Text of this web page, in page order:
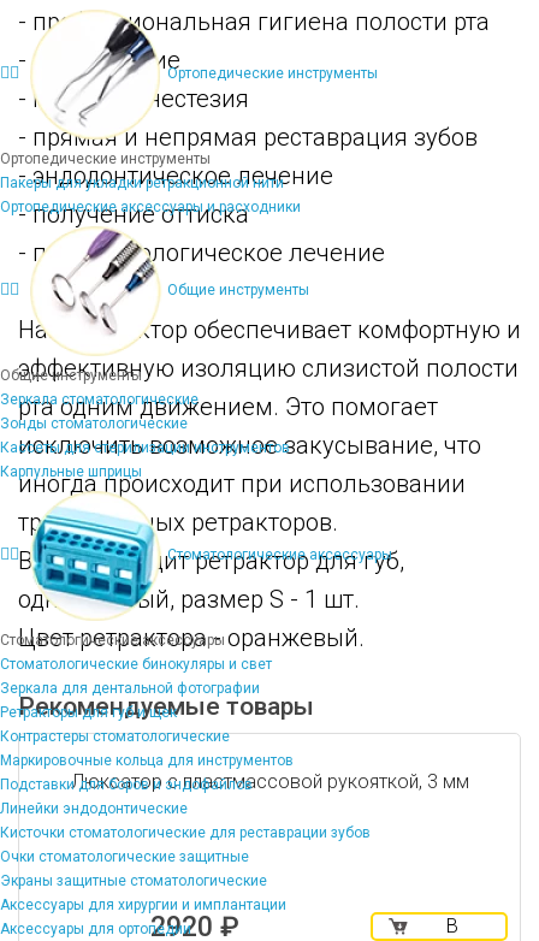
Ортопедические инструменты
Ортопедические инструменты
Пакеры для укладки ретракционной нити
Ортопедические аксессуары и расходники
Общие инструменты
Общие инструменты
Зеркала стоматологические
Зонды стоматологические
Кассеты для стерилизации инструментов
Карпульные шприцы
Стоматологические аксессуары
Стоматологические аксессуары
Стоматологические бинокуляры и свет
Зеркала для дентальной фотографии
Ретракторы для губ и щек
Контрастеры стоматологические
Маркировочные кольца для инструментов
Подставки для боров и эндофайлов
Линейки эндодонтические
Кисточки стоматологические для реставрации зубов
Очки стоматологические защитные
Экраны защитные стоматологические
Аксессуары для хирургии и имплантации
Аксессуары для ортопедии
- профессиональная гигиена полости рта
- отбеливание
- местная анестезия
- прямая и непрямая реставрация зубов
- эндодонтическое лечение
- получение оттиска
- пародонтологическое лечение
Наш ретрактор обеспечивает комфортную и
эффективную изоляцию слизистой полости
рта одним движением. Это помогает
исключить возможное закусывание, что
иногда происходит при использовании
традиционных ретракторов.
В набор входит ретрактор для губ,
одноразовый, размер S - 1 шт.
Цвет ретрактора - оранжевый.
Рекомендуемые товары
Люксатор с пластмассовой рукояткой, 3 мм
2920 ₽
В